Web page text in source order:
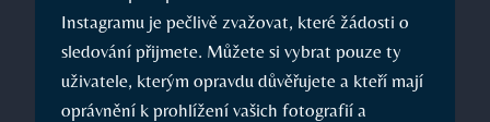
Instagramu je pečlivě zvažovat, které žádosti o
sledování přijmete. Můžete si vybrat pouze ty
uživatele, kterým opravdu důvěřujete a kteří mají
oprávnění k prohlížení vašich fotografií a